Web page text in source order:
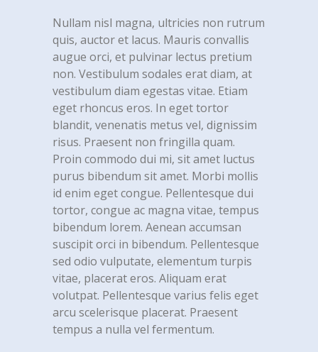
Nullam nisl magna, ultricies non rutrum
quis, auctor et lacus. Mauris convallis
augue orci, et pulvinar lectus pretium
non. Vestibulum sodales erat diam, at
vestibulum diam egestas vitae. Etiam
eget rhoncus eros. In eget tortor
blandit, venenatis metus vel, dignissim
risus. Praesent non fringilla quam.
Proin commodo dui mi, sit amet luctus
purus bibendum sit amet. Morbi mollis
id enim eget congue. Pellentesque dui
tortor, congue ac magna vitae, tempus
bibendum lorem. Aenean accumsan
suscipit orci in bibendum. Pellentesque
sed odio vulputate, elementum turpis
vitae, placerat eros. Aliquam erat
volutpat. Pellentesque varius felis eget
arcu scelerisque placerat. Praesent
tempus a nulla vel fermentum.